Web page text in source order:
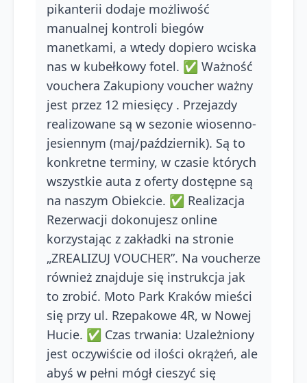
pikanterii dodaje możliwość
manualnej kontroli biegów
manetkami, a wtedy dopiero wciska
nas w kubełkowy fotel. ✅ Ważność
vouchera Zakupiony voucher ważny
jest przez 12 miesięcy . Przejazdy
realizowane są w sezonie wiosenno-
jesiennym (maj/październik). Są to
konkretne terminy, w czasie których
wszystkie auta z oferty dostępne są
na naszym Obiekcie. ✅ Realizacja
Rezerwacji dokonujesz online
korzystając z zakładki na stronie
„ZREALIZUJ VOUCHER”. Na voucherze
również znajduje się instrukcja jak
to zrobić. Moto Park Kraków mieści
się przy ul. Rzepakowe 4R, w Nowej
Hucie. ✅ Czas trwania: Uzależniony
jest oczywiście od ilości okrążeń, ale
abyś w pełni mógł cieszyć się